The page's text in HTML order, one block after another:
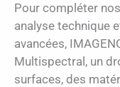
Pour compléter
analyse technique
avancées,
Multispectral, un
surfaces, des